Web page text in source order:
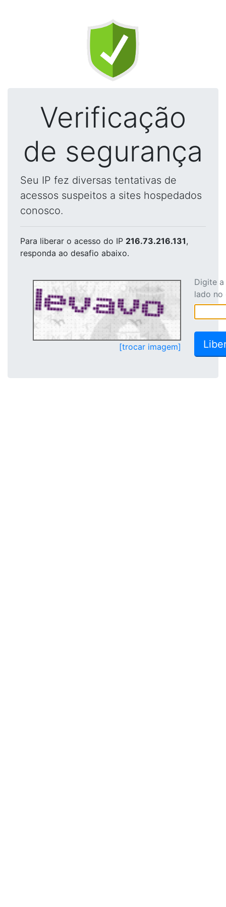
Verificação
de segurança
Seu IP fez diversas tentativas de
acessos suspeitos a sites hospedados
conosco.
Para liberar o acesso do IP 216.73.216.131,
responda ao desafio abaixo.
[trocar imagem]
Digite
lado no